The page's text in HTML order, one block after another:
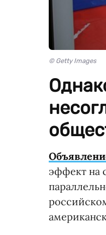
© Getty Images
эффект на